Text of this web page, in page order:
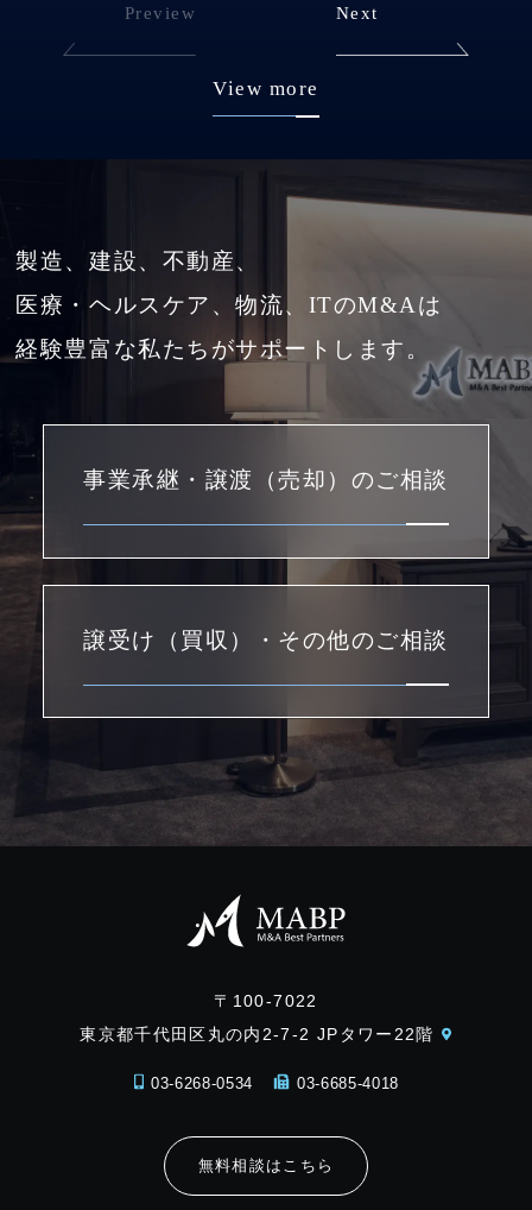
Preview Next
View more
製造、建設、不動産、
医療・ヘルスケア、物流、ITのM&Aは
経験豊富な私たちがサポートします。
事業承継・譲渡（売却）のご相談
譲受け（買収）・その他のご相談
〒100-7022
東京都千代田区丸の内2-7-2 JPタワー22階
03-6268-0534 03-6685-4018
無料相談はこちら